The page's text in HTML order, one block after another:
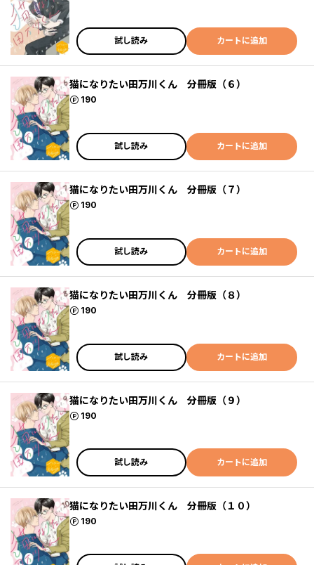
試し読み カートに追加
猫になりたい田万川くん 分冊版（６）
190
ポイント
試し読み カートに追加
猫になりたい田万川くん 分冊版（７）
190
ポイント
試し読み カートに追加
猫になりたい田万川くん 分冊版（８）
190
ポイント
試し読み カートに追加
猫になりたい田万川くん 分冊版（９）
190
ポイント
試し読み カートに追加
猫になりたい田万川くん 分冊版（１０）
190
ポイント